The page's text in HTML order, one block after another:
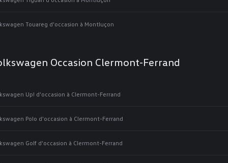
Touareg d'occasion à Montluçon
Occasion Clermont-Ferrand
Up! d'occasion à Clermont-Ferrand
Polo d'occasion à Clermont-Ferrand
Golf d'occasion à Clermont-Ferrand